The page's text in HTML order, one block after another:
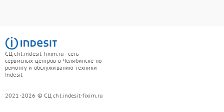
СЦ chl.indesit-fixim.ru - сеть
сервисных центров в Челябинске по
ремонту и обслуживанию техники
Indesit
2021-2026 © СЦ chl.indesit-fixim.ru